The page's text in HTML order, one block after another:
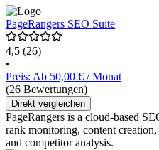
PageRangers SEO Suite
4,5 (26)
•
Preis: Ab 50,00 € / Monat
(26 Bewertungen)
Direkt vergleichen
PageRangers is a cloud-based
rank monitoring, content
and competitor analysis.